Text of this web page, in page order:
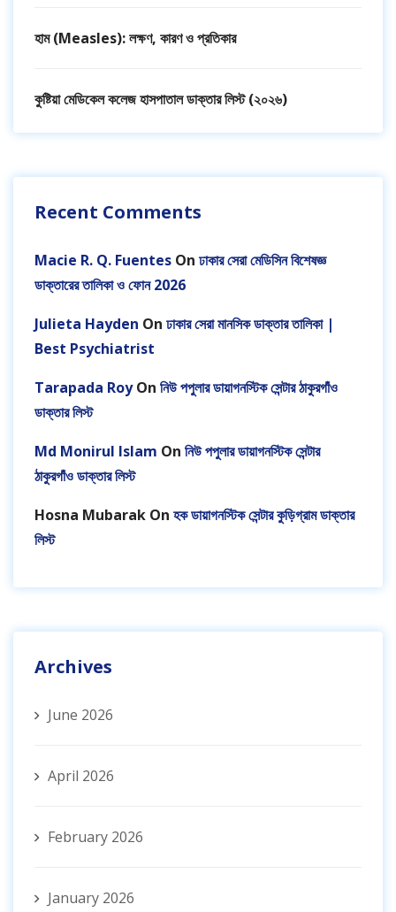
হাম (Measles): লক্ষণ, কারণ ও প্রতিকার
কুষ্টিয়া মেডিকেল কলেজ হাসপাতাল ডাক্তার লিস্ট (২০২৬)
Recent Comments
Macie R. Q. Fuentes On ঢাকার সেরা মেডিসিন বিশেষজ্ঞ
ডাক্তারের তালিকা ও ফোন 2026
Julieta Hayden On ঢাকার সেরা মানসিক ডাক্তার তালিকা |
Best Psychiatrist
Tarapada RoyOn নিউ পপুলার ডায়াগনস্টিক সেন্টার ঠাকুরগাঁও
ডাক্তার লিস্ট
Md Monirul Islam On নিউ পপুলার ডায়াগনস্টিক সেন্টার
ঠাকুরগাঁও ডাক্তার লিস্ট
Hosna Mubarak On হক ডায়াগনস্টিক সেন্টার কুড়িগ্রাম ডাক্তার
লিস্ট
Archives
June 2026
April 2026
February 2026
January 2026